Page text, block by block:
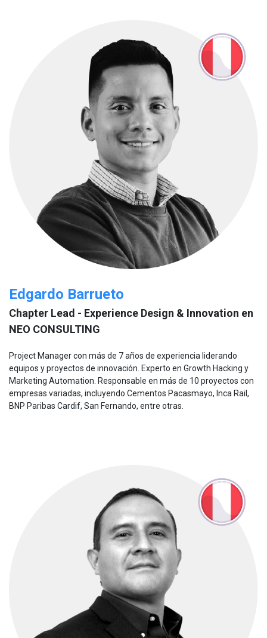
Edgardo Barrueto
Chapter Lead - Experience Design & Innovation en
NEO CONSULTING
Project Manager con más de 7 años de experiencia liderando
equipos y proyectos de innovación. Experto en Growth Hacking y
Marketing Automation. Responsable en más de 10 proyectos con
empresas variadas, incluyendo Cementos Pacasmayo, Inca Rail,
BNP Paribas Cardif, San Fernando, entre otras.